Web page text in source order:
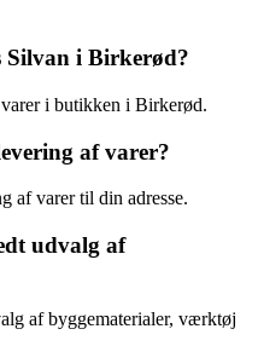
Silvan i Birkerød?
i butikken i Birkerød.
af varer?
af varer til din adresse.
udvalg af
af byggematerialer, værktøj